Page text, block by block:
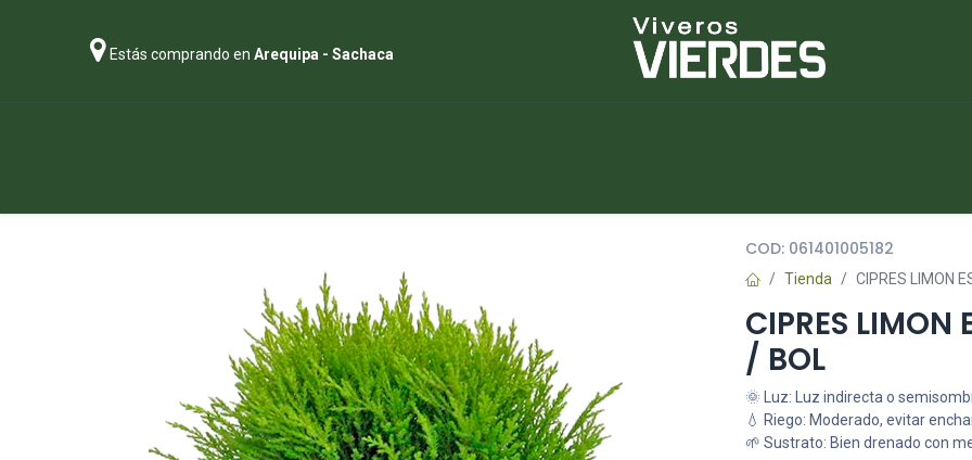
Estás comprando en Arequipa - Sachaca
COD: 061401005182
Tienda CIPRES LIMON
CIPRES LIMON
/ BOL
🌞 Luz: Luz indirecta o
💧 Riego: Moderado, evitar
🌱 Sustrato: Bien drenado con